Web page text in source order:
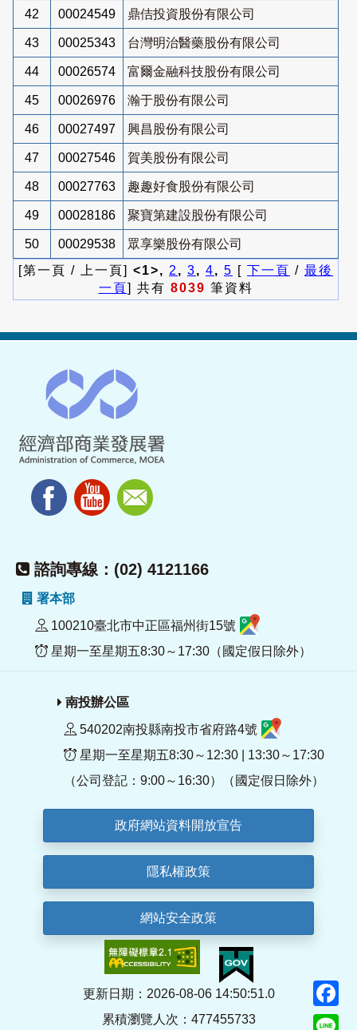
42 00024549 鼎佶投資股份有限公司
43 00025343 台灣明治醫藥股份有限公司
44 00026574 富爾金融科技股份有限公司
45 00026976 瀚于股份有限公司
46 00027497 興昌股份有限公司
47 00027546 賀美股份有限公司
48 00027763 趣趣好食股份有限公司
49 00028186 聚寶第建設股份有限公司
50 00029538
眾享樂股份有限公司
[第一頁 / 上一頁] <1>, 2 , 3, 4, 5 [ 下一頁 / 最後
一頁] 共有 8039 筆資料
諮詢專線：(02) 4121166
署本部
100210臺北市中正區福州街15號
星期一至星期五8:30～17:30（國定假日除外）
南投辦公區
540202南投縣南投市省府路4號
星期一至星期五8:30～12:30 | 13:30～17:30
（公司登記：9:00～16:30）（國定假日除外）
政府網站資料開放宣告
隱私權政策
網站安全政策
更新日期：2026-08-06 14:50:51.0
累積瀏覽人次：477455733